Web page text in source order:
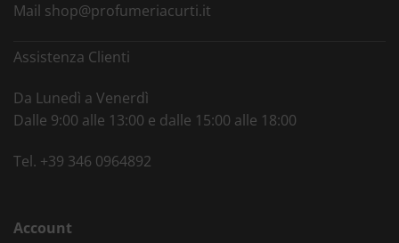
Mail shop@profumeriacurti.it
Assistenza Clienti
Da Lunedì a Venerdì
Dalle 9:00 alle 13:00 e dalle 15:00 alle 18:00
Tel. +39 346 0964892
Account